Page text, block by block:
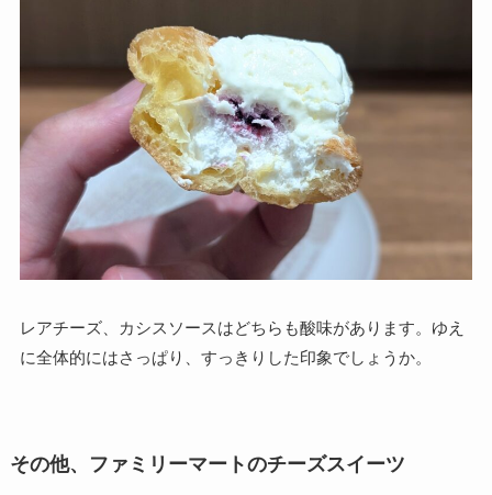
レアチーズ、カシスソースはどちらも酸味があります。ゆえ
に全体的にはさっぱり、すっきりした印象でしょうか。
その他、ファミリーマートのチーズスイーツ